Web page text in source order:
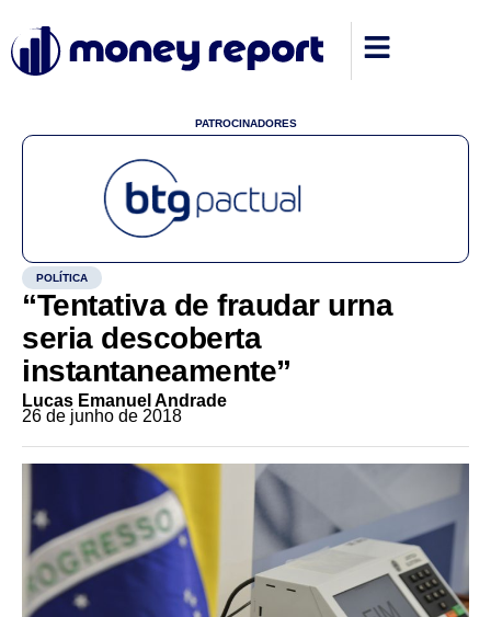
PATROCINADORES
POLÍTICA
“Tentativa de fraudar urna
seria descoberta
instantaneamente”
Lucas Emanuel Andrade
26 de junho de 2018